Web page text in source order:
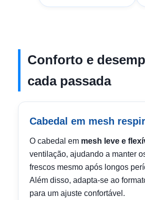
Conforto e
cada passada
Cabedal em mesh
O cabedal em mesh leve e
ventilação, ajudando a manter
frescos mesmo após longos
Além disso, adapta-se ao
para um ajuste confortável.